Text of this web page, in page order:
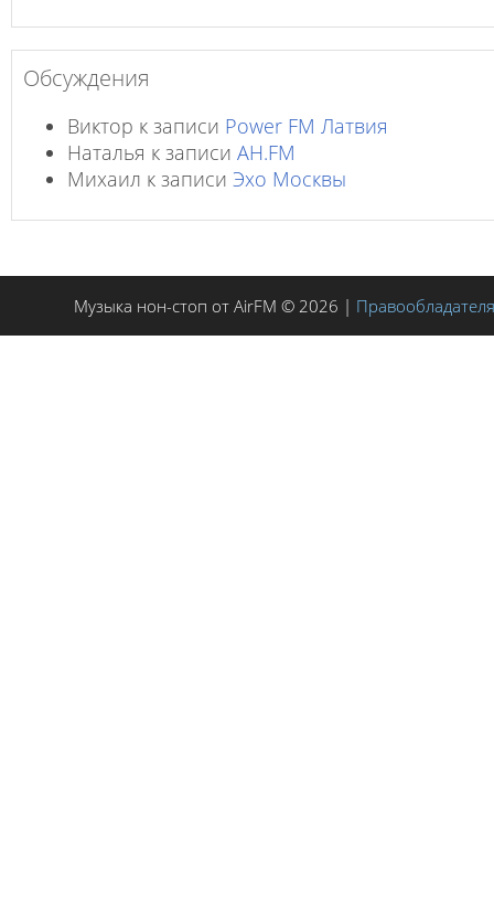
Обсуждения
Виктор к записи Power FM Латвия
Наталья к записи AH.FM
Михаил к записи Эхо Москвы
Музыка нон-стоп от AirFM © 2026 |